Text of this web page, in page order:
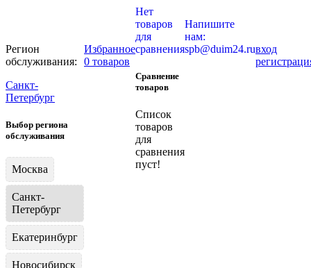
Регион
обслуживания:
Санкт-
Петербург
Выбор региона
обслуживания
Москва
Санкт-
Петербург
Екатеринбург
Новосибирск
Избранное
0 товаров
Нет
товаров
для
сравнения
Сравнение
товаров
Список
товаров
для
сравнения
пуст!
Напишите
нам:
spb@duim24.ruвход